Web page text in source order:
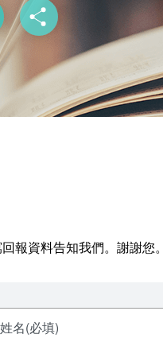
列印
報資料告知我們。謝謝您